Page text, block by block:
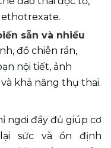
sẵn và nhiều
đồ chiên rán,
nội tiết, ảnh
khả năng thụ thai.
ngơi đầy đủ giúp cơ
sức và ổn định